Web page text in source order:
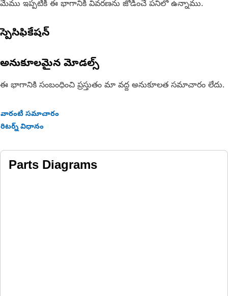
మేము ఇప్పటికీ ఈ భాగానికి వివరణను జోడించే పనిలో ఉన్నాము.
స్పెసిఫికేషన్
అనుకూలమైన మోడల్స్
ఈ భాగానికి సంబంధించి ప్రస్తుతం మా వద్ద అనుకూలత సమాచారం లేదు.
వారంటీ సమాచారం
రిటర్న్ విధానం
Parts Diagrams